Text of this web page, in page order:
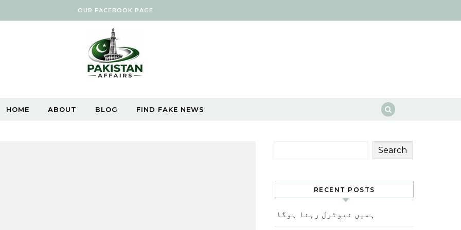
OUR FACEBOOK PAGE
HOME ABOUT BLOG FIND FAKE NEWS
Search
RECENT POSTS
ہمیں نیوٹرل رہنا ہوگا